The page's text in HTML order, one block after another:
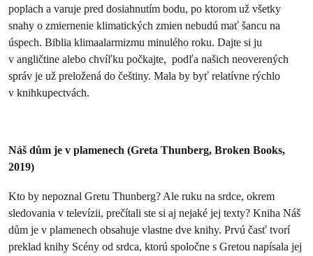
poplach a varuje pred dosiahnutím bodu, po ktorom už všetky
snahy o zmiernenie klimatických zmien nebudú mať šancu na
úspech. Biblia klimaalarmizmu minulého roku. Dajte si ju
v angličtine alebo chvíľku počkajte, podľa našich neoverených
správ je už preložená do češtiny. Mala by byť relatívne rýchlo
v knihkupectvách.
Náš dům je v plamenech (Greta Thunberg, Broken Books,
2019)
Kto by nepoznal Gretu Thunberg? Ale ruku na srdce, okrem
sledovania v televízii, prečítali ste si aj nejaké jej texty? Kniha Náš
dům je v plamenech obsahuje vlastne dve knihy. Prvú časť tvorí
preklad knihy Scény od srdca, ktorú spoločne s Gretou napísala jej